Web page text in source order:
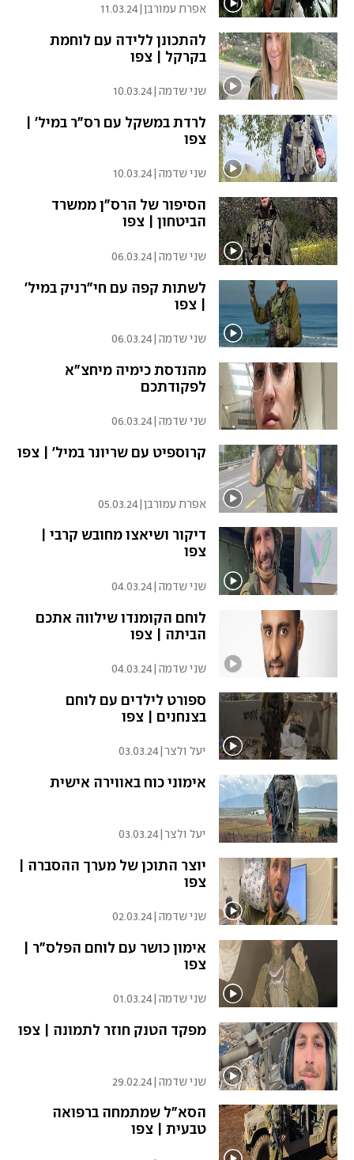
אפרת עמורבן|
11.03.24
להתכונן ללידה עם לוחמת
בקרקל | צפו
שני שדמה 10.03.24
לרדת במשקל עם רס"ר במיל' |
צפו
שני שדמה 10.03.24
הסיפור של הרס"ן ממשרד
הביטחון | צפו
שני שדמה 06.03.24
לשתות קפה עם חי"רניק במיל'
| צפו
שני שדמה 06.03.24
מהנדסת כימיה מיחצ"א
לפקודתכם
שני שדמה 06.03.24
קרוספיט עם שריונר במיל' | צפו
אפרת עמורבן|
05.03.24
דיקור ושיאצו מחובש קרבי |
צפו
שני שדמה 04.03.24
לוחם הקומנדו שילווה אתכם
הביתה | צפו
שני שדמה 04.03.24
ספורט לילדים עם לוחם
בצנחנים | צפו
יעל ולצר|
03.03.24
אימוני כוח באווירה אישית
יעל ולצר|
03.03.24
יוצר התוכן של מערך ההסברה |
צפו
שני שדמה 02.03.24
אימון כושר עם לוחם הפלס"ר |
צפו
שני שדמה 01.03.24
מפקד הטנק חוזר לתמונה | צפו
שני שדמה 29.02.24
הסא"ל שמתמחה ברפואה
טבעית | צפו